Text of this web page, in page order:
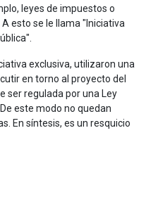
leyes de impuestos o
esto se le llama "Iniciativa
exclusiva, utilizaron una
en torno al proyecto del
ser regulada por una Ley
este modo no quedan
En síntesis, es un resquicio